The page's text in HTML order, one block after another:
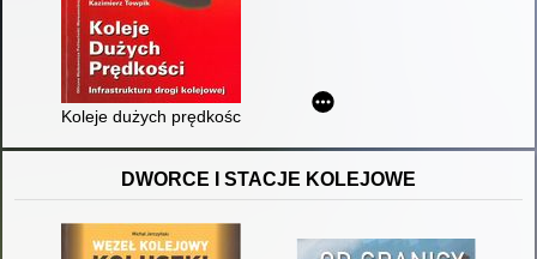
Koleje dużych prędkości : infrastruktura drogi kolejowej
DWORCE I STACJE KOLEJOWE